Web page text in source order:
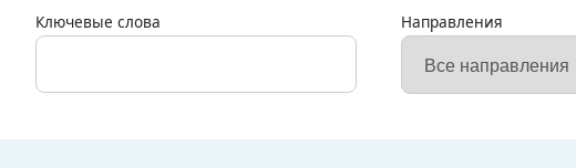
Ключевые слова Направления